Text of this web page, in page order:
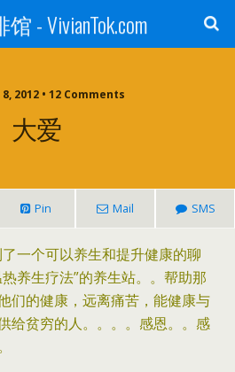
- VivianTok.com
2012 • 12 Comments
大爱
Pin Mail SMS
一个可以养生和提升健康的聊
养生疗法”的养生站。。帮助那
们的健康，远离痛苦，能健康与
给贫穷的人。。。。感恩。。感